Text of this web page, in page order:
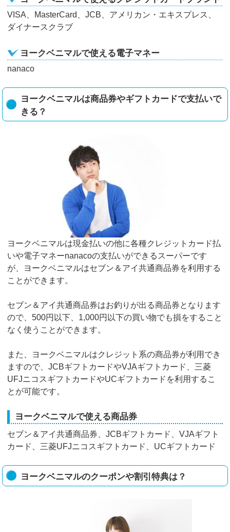
VISA、MasterCard、JCB、アメリカン・エキスプレス、
ダイナースクラブ
ヨークベニマルで使える電子マネー
nanaco
ヨークベニマルは商品券やギフトカードで支払いで
きる？
ヨークベニマルは現金払いの他に各種クレジットカード払
いや電子マネーnanacoの支払いができるスーパーです
が、ヨークベニマルはセブン＆アイ共通商品券を利用する
ことができます。
セブン＆アイ共通商品券はお釣りが出る商品券となります
ので、500円以下、1,000円以下の買い物でも損をすること
なく使うことができます。
また、ヨークベニマルはクレジット系の商品券が利用でき
ますので、JCBギフトカードやVJAギフトカード、三菱
UFJニコスギフトカードやUCギフトカードを利用するこ
とが可能です。
ヨークベニマルで使える商品券
セブン＆アイ共通商品券、JCBギフトカード、VJAギフト
カード、三菱UFJニコスギフトカード、UCギフトカード
ヨークベニマルのクーポンや割引特典は？